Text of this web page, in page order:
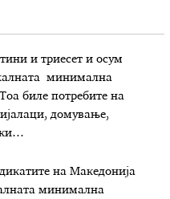
и триесет и осум
минимална
биле потребите на
домување,
на Македонија
минимална